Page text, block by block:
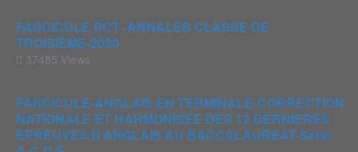
FASCICULE PCT -ANNALES CLASSE DE
TROISIÈME-2020
37485 Views
FASCICULE-ANGLAIS EN TERMINALE-CORRECTION
NATIONALE ET HARMONISÉE DES 12 DERNIERES
EPREUVES D’ANGLAIS AU BACCALAUREAT-Série :